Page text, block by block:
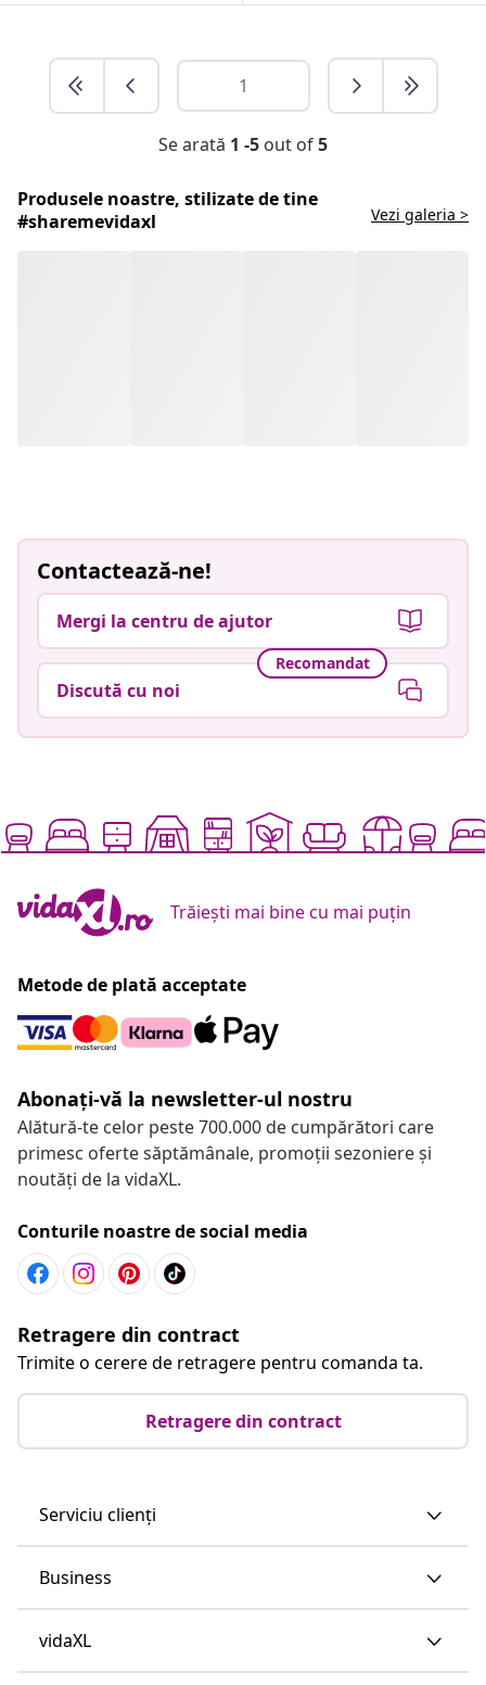
Se arată 1 -5 out of5
Produsele noastre, stilizate de tine
#sharemevidaxl
Vezi galeria >
Contactează-ne!
Mergi la centru de ajutor
Recomandat
Discută cu noi
Trăiești mai bine cu mai puțin
Metode de plată acceptate
Abonați-vă la newsletter-ul nostru
Alătură-te celor peste 700.000 de cumpărători care
primesc oferte săptămânale, promoții sezoniere și
noutăți de la vidaXL.
Conturile noastre de social media
Retragere din contract
Trimite o cerere de retragere pentru comanda ta.
Retragere din contract
Serviciu clienți
Business
vidaXL